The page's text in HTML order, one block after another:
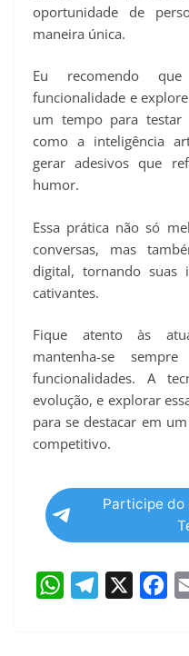
oportunidade de
maneira única.
Eu recomendo
funcionalidade e
um tempo para testar
como a inteligência
gerar adesivos que
humor.
Essa prática não só
conversas, mas
digital, tornando suas
cativantes.
Fique atento às
mantenha-se
funcionalidades. A
evolução, e explorar
para se destacar em
competitivo.
Participe do